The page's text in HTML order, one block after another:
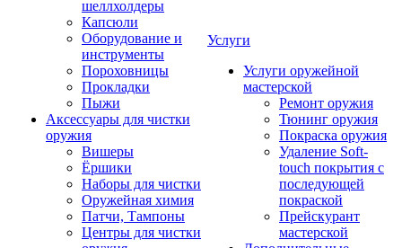
шеллхолдеры
Капсюли
Оборудование и
инструменты
Пороховницы
Прокладки
Пыжи
Аксессуары для чистки
оружия
Вишеры
Ёршики
Наборы для чистки
Оружейная химия
Патчи, Тампоны
Центры для чистки
Услуги
Услуги оружейной
мастерской
Ремонт оружия
Тюнинг оружия
Покраска оружия
Удаление Soft-
touch покрытия с
последующей
покраской
Прейскурант
мастерской